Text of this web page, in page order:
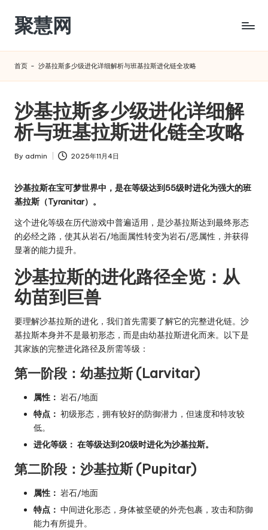
Skip
content
聚慧网
首页 - 沙基拉斯多少级进化详细解析与班基拉斯进化链全攻略
沙基拉斯多少级进化详细解
析与班基拉斯进化链全攻略
Posted
By admin 2025年11月4日
沙基拉斯在宝可梦世界中，是在等级达到55级时进化为强大的班
基拉斯（Tyranitar）。
这个进化等级在历代游戏中普遍适用，是沙基拉斯达到最终形态
的必经之路，使其从岩石/地面属性转变为岩石/恶属性，并获得
显著的能力提升。
沙基拉斯的进化路径全览：从
幼苗到巨兽
要理解沙基拉斯的进化，我们首先需要了解它的完整进化链。沙
基拉斯本身并不是最初形态，而是由幼基拉斯进化而来。以下是
其家族的完整进化路径及所需等级：
第一阶段：幼基拉斯 (Larvitar)
属性： 岩石/地面
特点： 初级形态，拥有较好的防御潜力，但速度和特攻较
低。
进化等级： 在等级达到20级时进化为沙基拉斯。
第二阶段：沙基拉斯 (Pupitar)
属性： 岩石/地面
特点： 中间进化形态，身体被坚硬的外壳包裹，攻击和防御
能力有所提升。